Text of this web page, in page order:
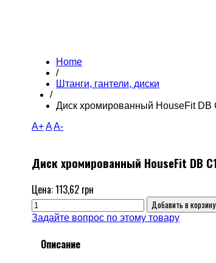
Home
/
Штанги, гантели, диски
/
Диск хромированный HouseFit DB
A+AA-
Диск хромированный HouseFit DB
Цена:113,62 грн
Задайте вопрос по этому товару
Описание